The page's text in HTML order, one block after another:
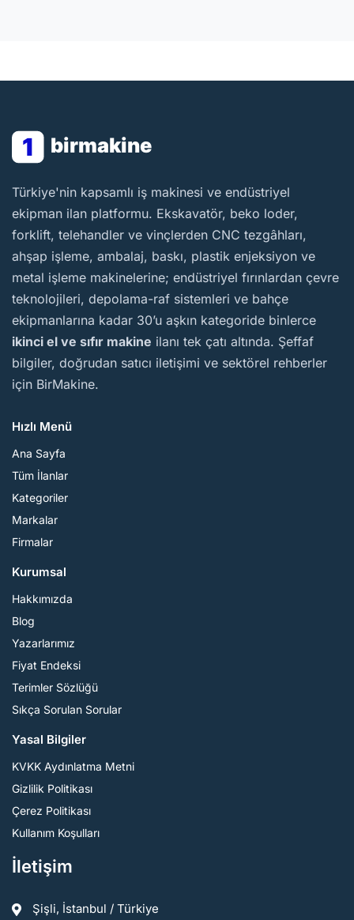
1 birmakine
BirMakine
Türkiye'nin kapsamlı iş makinesi ve endüstriyel
ekipman ilan platformu. Ekskavatör, beko loder,
forklift, telehandler ve vinçlerden CNC tezgâhları,
ahşap işleme, ambalaj, baskı, plastik enjeksiyon ve
metal işleme makinelerine; endüstriyel fırınlardan çevre
teknolojileri, depolama-raf sistemleri ve bahçe
ekipmanlarına kadar 30’u aşkın kategoride binlerce
ikinci el ve sıfır makine ilanı tek çatı altında. Şeffaf
bilgiler, doğrudan satıcı iletişimi ve sektörel rehberler
için BirMakine.
Hızlı Menü
Ana Sayfa
Tüm İlanlar
Kategoriler
Markalar
Firmalar
Kurumsal
Hakkımızda
Blog
Yazarlarımız
Fiyat Endeksi
Terimler Sözlüğü
Sıkça Sorulan Sorular
Yasal Bilgiler
KVKK Aydınlatma Metni
Gizlilik Politikası
Çerez Politikası
Kullanım Koşulları
İletişim
Şişli, İstanbul / Türkiye